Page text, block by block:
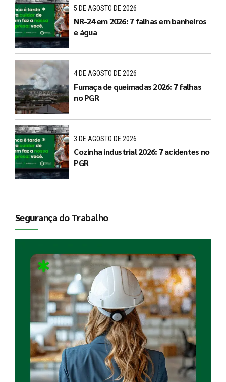
5 DE AGOSTO DE 2026
NR-24 em 2026: 7 falhas em banheiros
e água
4 DE AGOSTO DE 2026
Fumaça de queimadas 2026: 7 falhas
no PGR
3 DE AGOSTO DE 2026
Cozinha industrial 2026: 7 acidentes no
PGR
Segurança do Trabalho